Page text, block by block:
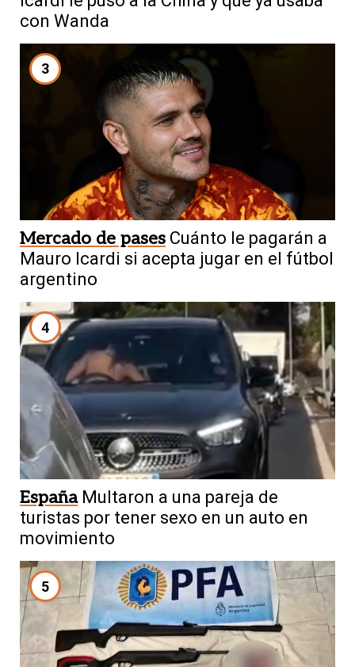
con Wanda
3
Mercado de pases Cuánto le pagarán a
Mauro Icardi si acepta jugar en el fútbol
argentino
4
España Multaron a una pareja de
turistas por tener sexo en un auto en
movimiento
5